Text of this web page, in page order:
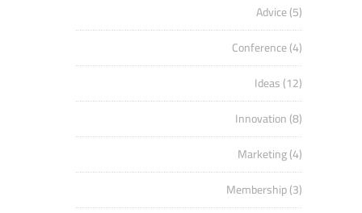
Advice(5)
Conference(4)
Ideas(12)
Innovation(8)
Marketing(4)
Membership(3)